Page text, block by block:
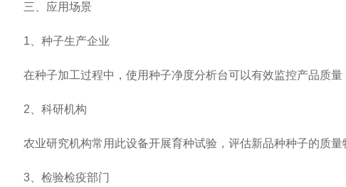
三、应用场景
1、种子生产企业
在种子加工过程中，使用种子净度分析台可以有效监控产品质量
2、科研机构
农业研究机构常用此设备开展育种试验，评估新品种种子的质量
3、检验检疫部门